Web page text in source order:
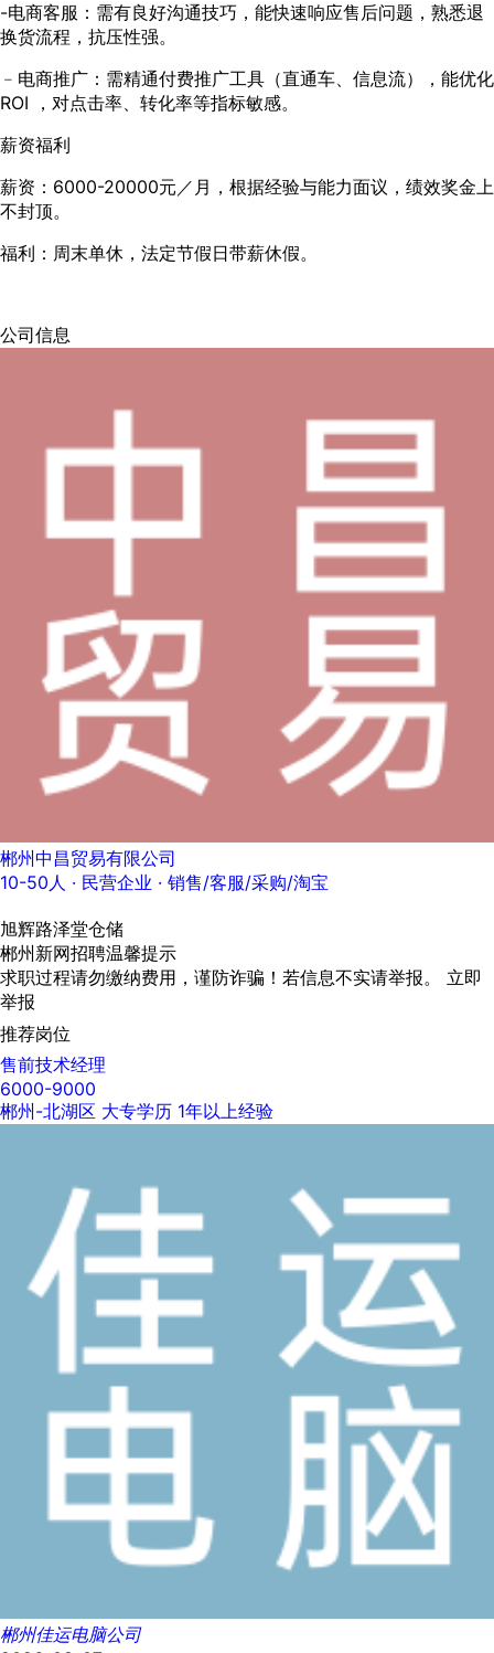
-电商客服：需有良好沟通技巧，能快速响应售后问题，熟悉退
换货流程，抗压性强。
﹣电商推广：需精通付费推广工具（直通车、信息流），能优化
ROI ，对点击率、转化率等指标敏感。
薪资福利
薪资：6000-20000元／月，根据经验与能力面议，绩效奖金上
不封顶。
福利：周末单休，法定节假日带薪休假。
公司信息
郴州中昌贸易有限公司
10-50人 · 民营企业 · 销售/客服/采购/淘宝
旭辉路泽堂仓储
郴州新网招聘温馨提示
求职过程请勿缴纳费用，谨防诈骗！若信息不实请举报。 立即
举报
推荐岗位
售前技术经理
6000-9000
郴州-北湖区 大专学历 1年以上经验
郴州佳运电脑公司